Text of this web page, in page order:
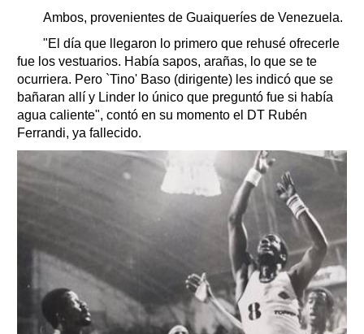
Ambos, provenientes de Guaiqueríes de Venezuela.
"El día que llegaron lo primero que rehusé ofrecerle
fue los vestuarios. Había sapos, arañas, lo que se te
ocurriera. Pero `Tino' Baso (dirigente) les indicó que se
bañaran allí y Linder lo único que preguntó fue si había
agua caliente", contó en su momento el DT Rubén
Ferrandi, ya fallecido.